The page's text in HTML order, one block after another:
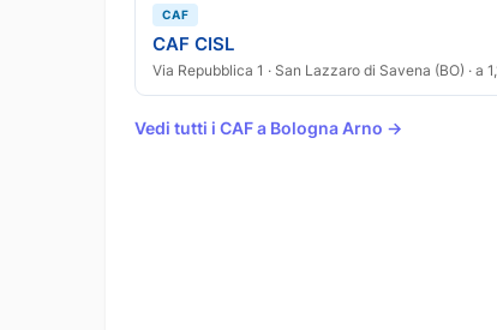
CAF
CAF CISL
Via Repubblica 1 · San Lazzaro di Savena (BO) · a
Vedi tutti i CAF a Bologna Arno →